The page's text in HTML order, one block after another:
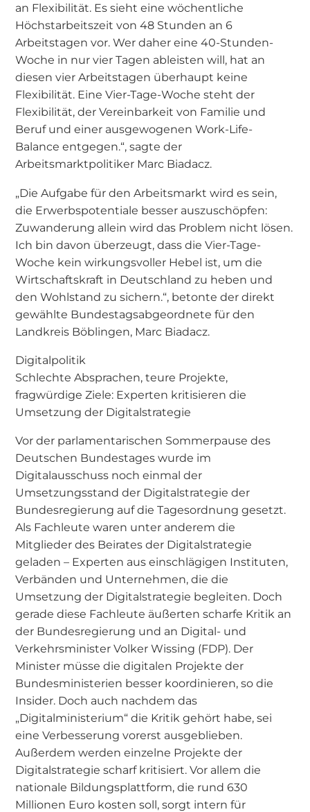
an Flexibilität. Es sieht eine wöchentliche
Höchstarbeitszeit von 48 Stunden an 6
Arbeitstagen vor. Wer daher eine 40-Stunden-
Woche in nur vier Tagen ableisten will, hat an
diesen vier Arbeitstagen überhaupt keine
Flexibilität. Eine Vier-Tage-Woche steht der
Flexibilität, der Vereinbarkeit von Familie und
Beruf und einer ausgewogenen Work-Life-
Balance entgegen.“, sagte der
Arbeitsmarktpolitiker Marc Biadacz.
„Die Aufgabe für den Arbeitsmarkt wird es sein,
die Erwerbspotentiale besser auszuschöpfen:
Zuwanderung allein wird das Problem nicht lösen.
Ich bin davon überzeugt, dass die Vier-Tage-
Woche kein wirkungsvoller Hebel ist, um die
Wirtschaftskraft in Deutschland zu heben und
den Wohlstand zu sichern.“, betonte der direkt
gewählte Bundestagsabgeordnete für den
Landkreis Böblingen, Marc Biadacz.
Digitalpolitik
Schlechte Absprachen, teure Projekte,
fragwürdige Ziele: Experten kritisieren die
Umsetzung der Digitalstrategie
Vor der parlamentarischen Sommerpause des
Deutschen Bundestages wurde im
Digitalausschuss noch einmal der
Umsetzungsstand der Digitalstrategie der
Bundesregierung auf die Tagesordnung gesetzt.
Als Fachleute waren unter anderem die
Mitglieder des Beirates der Digitalstrategie
geladen – Experten aus einschlägigen Instituten,
Verbänden und Unternehmen, die die
Umsetzung der Digitalstrategie begleiten. Doch
gerade diese Fachleute äußerten scharfe Kritik an
der Bundesregierung und an Digital- und
Verkehrsminister Volker Wissing (FDP). Der
Minister müsse die digitalen Projekte der
Bundesministerien besser koordinieren, so die
Insider. Doch auch nachdem das
„Digitalministerium“ die Kritik gehört habe, sei
eine Verbesserung vorerst ausgeblieben.
Außerdem werden einzelne Projekte der
Digitalstrategie scharf kritisiert. Vor allem die
nationale Bildungsplattform, die rund 630
Millionen Euro kosten soll, sorgt intern für